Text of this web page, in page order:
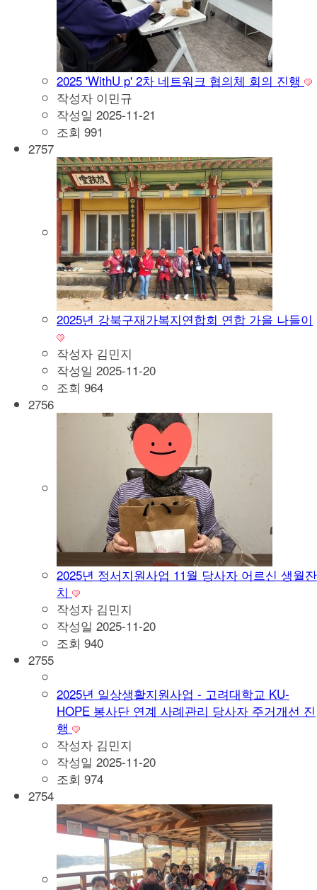
2025 'WithU p' 2차 네트워크 협의체 회의 진행
작성자 이민규
작성일 2025-11-21
조회 991
2757
2025년 강북구재가복지연합회 연합 가을 나들이
작성자 김민지
작성일 2025-11-20
조회 964
2756
2025년 정서지원사업 11월 당사자 어르신 생월잔
치
작성자 김민지
작성일 2025-11-20
조회 940
2755
2025년 일상생활지원사업 - 고려대학교 KU-
HOPE 봉사단 연계 사례관리 당사자 주거개선 진
행
작성자 김민지
작성일 2025-11-20
조회 974
2754